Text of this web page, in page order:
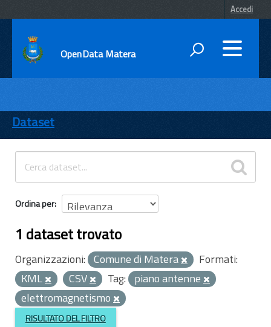
Accedi
OpenData Matera
ENTI
TEMI
INFORMAZIONI
Dataset
Ordina per
1 dataset trovato
Organizzazioni: Comune di Matera
Formati:
KML
CSV Tag: piano antenne
elettromagnetismo
RISULTATO DEL FILTRO